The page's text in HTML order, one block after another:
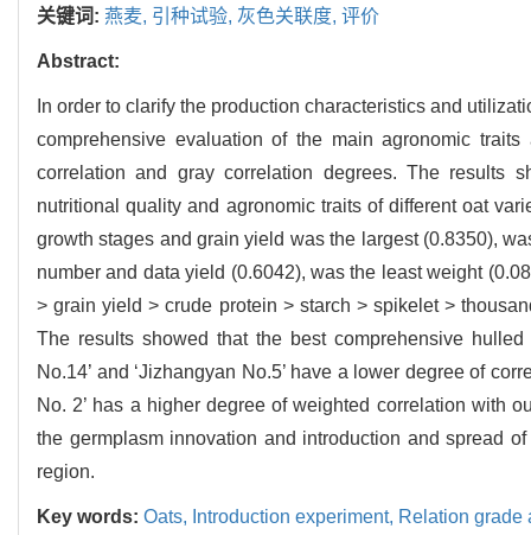
关键词: 燕麦, 引种试验, 灰色关联度, 评价
Abstract:
In order to clarify the production characteristics and
comprehensive evaluation of the main agronomic
correlation and gray correlation degrees. The results
nutritional quality and agronomic traits of different oat
growth stages and grain yield was the largest (0.8350),
number and data yield (0.6042), was the least weight
> grain yield > crude protein > starch > spikelet >
The results showed that the best comprehensive hulled
No.14’ and ‘Jizhangyan No.5’ have a lower degree of
No. 2’ has a higher degree of weighted correlation with
the germplasm innovation and introduction and spread
region.
Key words: Oats, Introduction experiment, Relation grade